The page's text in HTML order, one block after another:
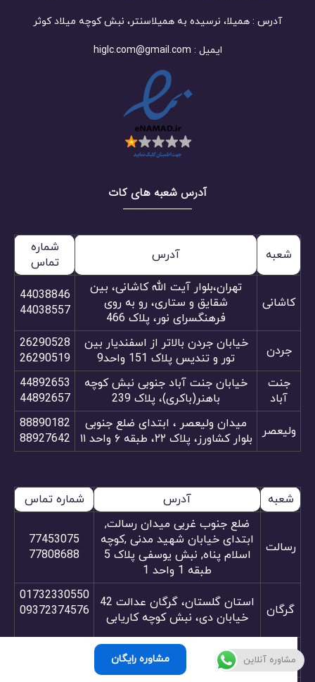
مشاوره رایگان
آدرس : همیلا، نرسیده به همیلاسنتر، نبش کوچه میلاد کوثر
ایمیل : higlc.com@gmail.com
آدرس شعبه های کات
شعبه آدرس
شماره
تماس
کاشانی
تهران،بلوار آیت الله کاشانی، بین
شقایق و ستاری، رو به روی
فرهنگسرای نور، پلاک 466
44038846
44038557
جردن
خیابان جردن بالاتر از اسفندیار بین
تور و تندیس پلاک 151 واحد9
26290528
26290519
جنت
آباد
خیابان جنت آباد جنوبی نبش کوچه
باهنر(باکری)، پلاک 239
44892653
44892657
ولیعصر
میدان ولیعصر ، ابتدای ضلع جنوبی
بلوار کشاورز، پلاک ۲۲، طبقه ۶ واحد ۱۱
88890182
88927642
شعبه آدرس شماره تماس
رسالت
ضلع جنوب غربی میدان رسالت,
ابتدای خیابان شهید مدنی ,کوچه
اسلام پناه, نبش یوسفی پلاک 5
طبقه 1 واحد 1
77453075
77808688
گرگان
استان گلستان، گرگان عدالت 42
خیابان دی، نبش کوچه کاریابی
01732330550
09372374576
آنلاین آنلاین مشاوره آنلاین